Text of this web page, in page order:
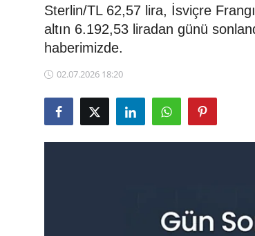
Çeviriciler
TCMB Kurları
Emtia Fiyatları
Kapalı Çarşı
Sterlin/TL 62,57 lira, İsviçre
altın 6.192,53 liradan günü
haberimizde.
02.07.2026 18:20